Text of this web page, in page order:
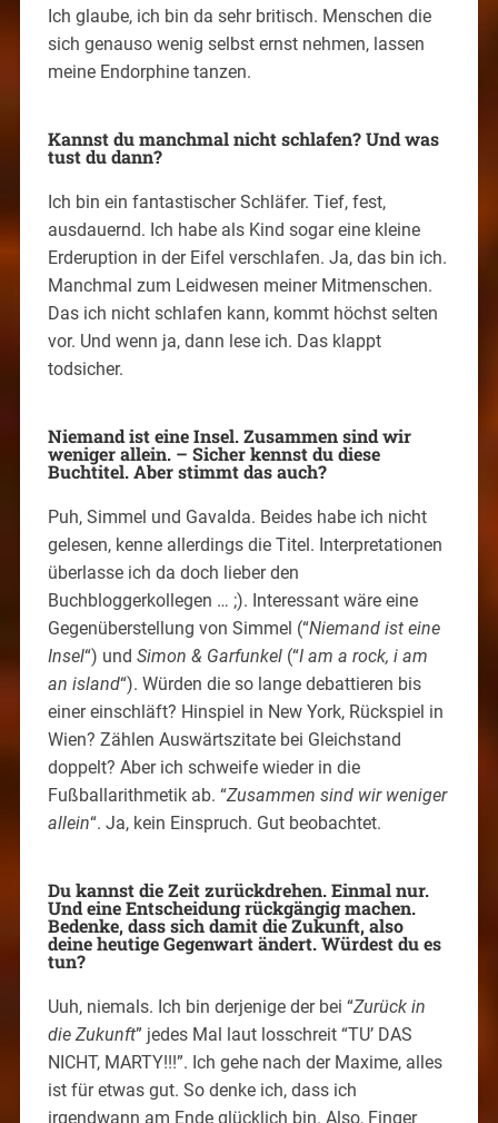
Ich glaube, ich bin da sehr britisch. Menschen die
sich genauso wenig selbst ernst nehmen, lassen
meine Endorphine tanzen.
Kannst du manchmal nicht schlafen? Und was
tust du dann?
Ich bin ein fantastischer Schläfer. Tief, fest,
ausdauernd. Ich habe als Kind sogar eine kleine
Erderuption in der Eifel verschlafen. Ja, das bin ich.
Manchmal zum Leidwesen meiner Mitmenschen.
Das ich nicht schlafen kann, kommt höchst selten
vor. Und wenn ja, dann lese ich. Das klappt
todsicher.
Niemand ist eine Insel. Zusammen sind wir
weniger allein. – Sicher kennst du diese
Buchtitel. Aber stimmt das auch?
Puh, Simmel und Gavalda. Beides habe ich nicht
gelesen, kenne allerdings die Titel. Interpretationen
überlasse ich da doch lieber den
Buchbloggerkollegen … ;). Interessant wäre eine
Gegenüberstellung von Simmel (“Niemand ist eine
Insel“) und Simon & Garfunkel(“I am a rock, i am
an island“). Würden die so lange debattieren bis
einer einschläft? Hinspiel in New York, Rückspiel in
Wien? Zählen Auswärtszitate bei Gleichstand
doppelt? Aber ich schweife wieder in die
Fußballarithmetik ab. “Zusammen sind wir weniger
allein“. Ja, kein Einspruch. Gut beobachtet.
Du kannst die Zeit zurückdrehen. Einmal nur.
Und eine Entscheidung rückgängig machen.
Bedenke, dass sich damit die Zukunft, also
deine heutige Gegenwart ändert. Würdest du es
tun?
Uuh, niemals. Ich bin derjenige der bei “Zurück in
die Zukunft” jedes Mal laut losschreit “TU’ DAS
NICHT, MARTY!!!”. Ich gehe nach der Maxime, alles
ist für etwas gut. So denke ich, dass ich
irgendwann am Ende glücklich bin. Also, Finger